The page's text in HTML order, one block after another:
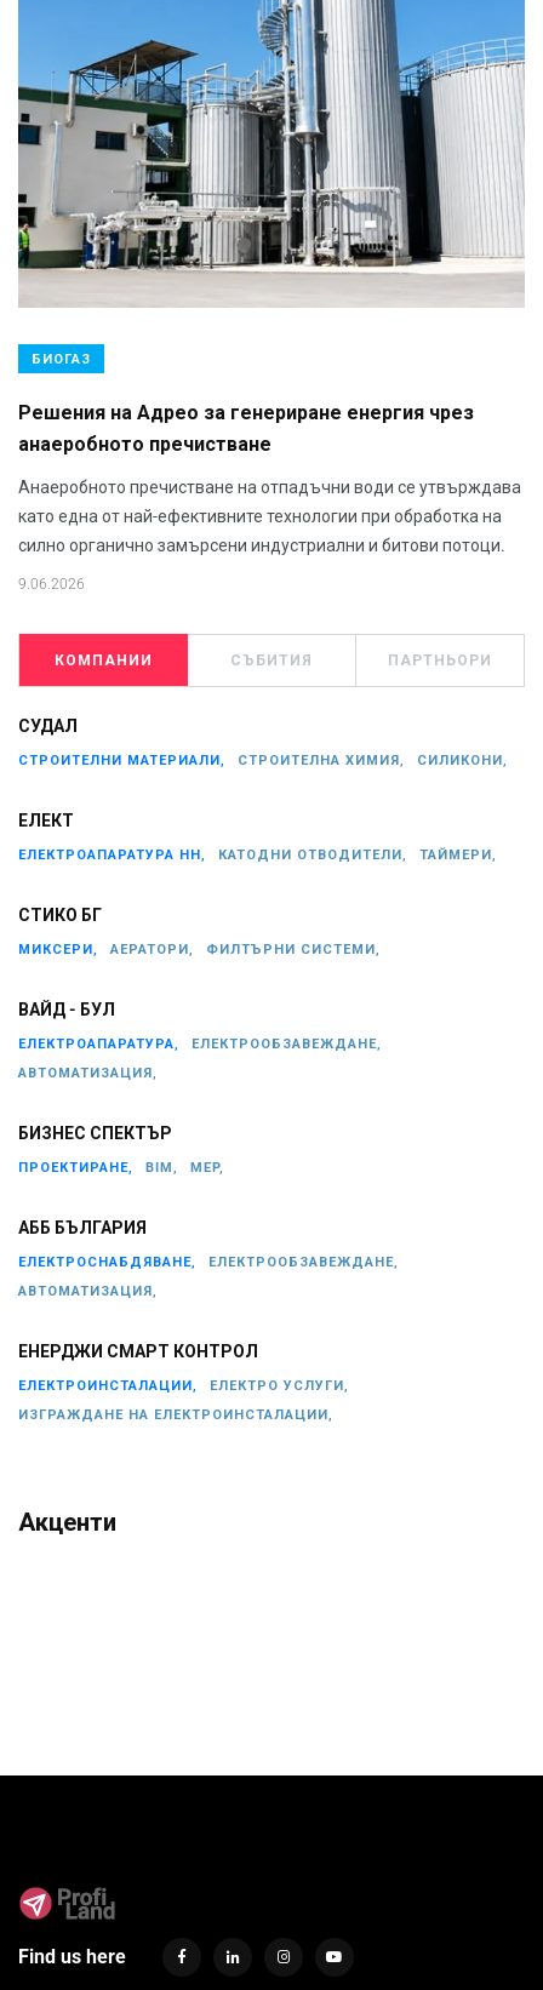
БИОГАЗ
Решения на Адрео за генериране енергия чрез
анаеробното пречистване
Анаеробното пречистване на отпадъчни води се утвърждава
като една от най-ефективните технологии при обработка на
силно органично замърсени индустриални и битови потоци.
9.06.2026
КОМПАНИИ СЪБИТИЯ ПАРТНЬОРИ
СУДАЛ
СТРОИТЕЛНИ МАТЕРИАЛИ, СТРОИТЕЛНА ХИМИЯ, СИЛИКОНИ,
ЕЛЕКТ
ЕЛЕКТРОАПАРАТУРА НН, КАТОДНИ ОТВОДИТЕЛИ, ТАЙМЕРИ,
СТИКО БГ
МИКСЕРИ, АЕРАТОРИ, ФИЛТЪРНИ СИСТЕМИ,
ВАЙД - БУЛ
ЕЛЕКТРОАПАРАТУРА,
ЕЛЕКТРООБЗАВЕЖДАНЕ,
АВТОМАТИЗАЦИЯ,
БИЗНЕС СПЕКТЪР
ПРОЕКТИРАНЕ, BIM, MEP,
АББ БЪЛГАРИЯ
ЕЛЕКТРОСНАБДЯВАНЕ,
ЕЛЕКТРООБЗАВЕЖДАНЕ,
АВТОМАТИЗАЦИЯ,
ЕНЕРДЖИ СМАРТ КОНТРОЛ
ЕЛЕКТРОИНСТАЛАЦИИ,
ЕЛЕКТРО УСЛУГИ,
ИЗГРАЖДАНЕ НА ЕЛЕКТРОИНСТАЛАЦИИ,
Акценти
Find us here